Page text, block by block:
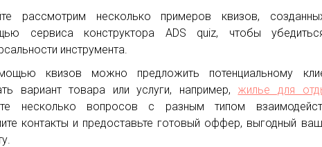
рассмотрим несколько примеров квизов,
сервиса конструктора ADS quiz, чтобы
инструмента.
квизов можно предложить потенциальному
вариант товара или услуги, например, жилье для
несколько вопросов с разным типом
контакты и предоставьте готовый оффер, выгодный